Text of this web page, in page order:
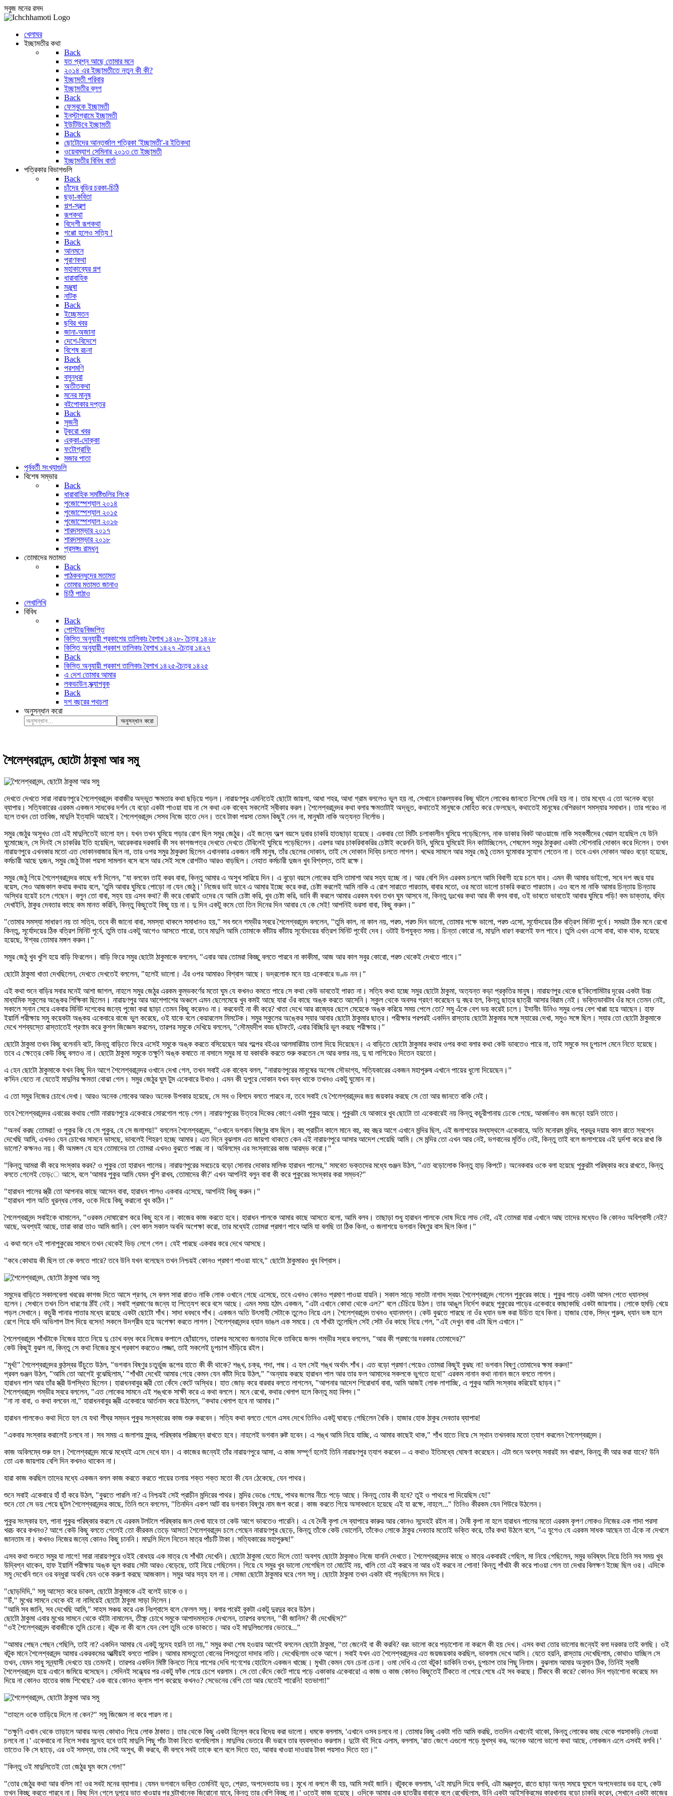
সবুজ মনের রসদ
খেলাঘর
ইচ্ছামতীর কথা
Back
যত প্রশ্ন আছে তোমার মনে
২০১৪ এর ইচ্ছামতীতে নতুন কী কী?
ইচ্ছামতী পরিবার
ইচ্ছামতীর ব্লগ
Back
ফেসবুকে ইচ্ছামতী
ইন্‌স্টাগ্রামে ইচ্ছামতী
ইউটিউবে ইচ্ছামতী
Back
ছোটোদের আন্তর্জাল পত্রিকা 'ইচ্ছামতী'-র ইতিকথা
ওয়েবম্যাগ সেমিনার ২০১৩ তে ইচ্ছামতী
ইচ্ছামতীর বিবিধ বার্তা
পত্রিকার বিভাগগুলি
Back
চাঁদের বুড়ির চরকা-চিঠি
ছড়া-কবিতা
গল্প-স্বল্প
রূপকথা
বিদেশী রূপকথা
গপ্পো হলেও সত্যি !
Back
আনমনে
পুরাণকথা
মহাকাব্যের গল্প
ধারাবাহিক
মঞ্জুষা
নাটক
Back
ইচ্ছেমতন
ছবির খবর
জানা-অজানা
দেশে-বিদেশে
বিশেষ রচনা
Back
পরশমণি
বসুন্ধরা
অতীতকথা
মনের মানুষ
বইপোকার দপ্তর
Back
সৃজনী
টুকরো খবর
এক্কা-দোক্কা
ফটোগ্রাফি
মজার পাতা
পূর্ববর্তী সংখ্যাগুলি
বিশেষ সম্ভার
Back
ধারাবাহিক সমষ্টিগুলির লিংক
পুজোস্পেশ্যাল ২০১৪
পুজোস্পেশ্যাল ২০১৫
পুজোস্পেশ্যাল ২০১৬
শারদসম্ভার ২০১৭
শারদসম্ভার ২০১৮
প্রসঙ্গঃ রামধনু
তোমাদের মতামত
Back
পাঠকবন্ধুদের মতামত
তোমার মতামত জানাও
চিঠি পাঠাও
লেখালিখি
বিবিধ
Back
পোস্টার/বিজ্ঞপ্তি
কিস্তি অনুযায়ী প্রকাশের তালিকাঃ বৈশাখ ১৪২৮- চৈত্র ১৪২৮
কিস্তি অনুযায়ী প্রকাশ তালিকাঃ বৈশাখ ১৪২৭ -চৈত্র ১৪২৭
Back
কিস্তি অনুযায়ী প্রকাশ তালিকাঃ বৈশাখ ১৪২৫-চৈত্র ১৪২৫
এ দেশ তোমার আমার
লকডাউন স্ক্র্যাপবুক
Back
দশ বছরের পথচলা
অনুসন্ধান করো
অনুসন্ধান করো
শৈলেশ্বরানন্দ, ছোটো ঠাকুমা আর সমু
দেখতে দেখতে সারা নারায়ণপুরে শৈলেশ্বরানন্দ বাবাজীর অদ্ভুত ক্ষমতার কথা ছড়িয়ে পড়ল। নারায়ণপুর এমনিতেই ছোটো জায়গা, আধা শহর, আধা গ্রাম বললেও ভুল হয় না, সেখানে চাঞ্চল্যকর কিছু ঘটলে লোকের জানতে নিশেষ দেরি হয় না। তার মধ্যে এ তো অনেক বড়ো
ব্যাপার। সত্যিকারের এরকম একজন সাধকের দর্শন যে বড়ো একটা পাওয়া যায় না সে কথা এক বাক্যে সকলেই স্বীকার করল। শৈলেশ্বরানন্দর কথা বলার ক্ষমতাটাই অদ্ভুত, কথাতেই মানুষকে মোহিত করে ফেলছেন, কথাতেই মানুষের বেশিরভাগ সমস্যার সমাধান। তার পরেও না
হলে তখন তো তাবিজ, মাদুলি ইত্যাদি আছেই। শৈলেশ্বরানন্দ সেসব নিজে হাতে দেন। তবে টাকা পয়সা তেমন কিছুই নেন না, মানুষটা নাকি অত্যন্ত নির্লোভ।
সমুর জেঠুর অসুখও তো এই মাদুলিতেই ভালো হল। যখন তখন ঘুমিয়ে পড়ার রোগ ছিল সমুর জেঠুর। এই জন্যে অল্প বয়সে দুবার চাকরি হাতছাড়া হয়েছে। একবার তো মিটিং চলাকালীন ঘুমিয়ে পড়েছিলেন, নাক ডাকার বিকট আওয়াজে নাকি সহকর্মীদের খেয়াল হয়েছিল যে উনি
ঘুমোচ্ছেন, সে দিনই সে চাকরির ইতি হয়েছিল, আরেকবার দরকারি কী সব কাগজপত্র দেখতে দেখতে টেবিলেই ঘুমিয়ে পড়েছিলেন। এরপর আর চাকরিবাকরির চেষ্টাই করেননি উনি, ঘুমিয়ে ঘুমিয়েই দিন কাটাচ্ছিলেন, শেষমেশ সমুর ঠাকুরদা একটা স্টেশনারি দোকান করে দিলেন। তখন
নারায়ণপুরে এখনকার মতো এত দোকানবাজার ছিল না, তার ওপর সমুর ঠাকুরদা ছিলেন এখানকার একজন নামী মানুষ, তাঁর ছেলের দোকান, তাই সে দোকান দিব্যি চলতে লাগল। খদ্দের সামলে আর সমুর জেঠু তেমন ঘুমোবার সুযোগ পেতেন না। তবে এখন দোকান আরও বড়ো হয়েছে,
কর্মচারী আছে দুজন, সমুর জেঠু টাকা পয়সা সামলান বসে বসে আর সেই সঙ্গে রোগটাও আরও বাড়ছিল। নেহাত কর্মচারী দুজন খুব বিশ্বস্ত, তাই রক্ষে।
সমুর জেঠু গিয়ে শৈলেশ্বরানন্দর কাছে ধর্ণা দিলেন, "যা বলবেন তাই করব বাবা, কিন্তু আমার এ অসুখ সারিয়ে দিন। এ বুড়ো বয়সে লোকের হাসি তামাশা আর সহ্য হচ্ছে না। আর বেশি দিন এরকম চললে আমি বিবাগী হয়ে চলে যাব। এমন কী আমার ভাইপো, সবে দশ বছর যার
বয়েস, সেও আজকাল কথায় কথায় বলে, 'তুমি আবার ঘুমিয়ে পোড়ো না যেন জেঠু।' নিজের ভাই ভাবে এ আমার ইচ্ছে করে করা, চেষ্টা করলেই আমি নাকি এ রোগ সারাতে পারতাম, বাবার মতো, ওর মতো ভালো চাকরি করতে পারতাম। এও বলে মা নাকি আমার চিন্তায় চিন্তায়
অস্থির হয়েই চলে গেছেন। বলুন তো বাবা, সহ্য হয় এসব কথা? কী করে বোঝাই ওদের যে আমি চেষ্টা করি, খুব চেষ্টা করি, ভাবি কী করলে আমার এরকম যখন তখন ঘুম আসবে না, কিন্তু দুঃখের কথা আর কী বলব বাবা, ওই ভাবতে ভাবতেই আবার ঘুমিয়ে পড়ি! কম ডাক্তার, বদ্যি
দেখাইনি, ঠাকুর দেবতার কাছে কম মানত করিনি, কিন্তু কিছুতেই কিছু হয় না। দু দিন একটু কমে তো তিন দিনের দিন আবার যে কে সেই! আপনিই ভরসা বাবা, কিছু করুন।"
"তোমার সমস্যা সাধারণ নয় তা সত্যি, তবে কী জানো বাবা, সমস্যা থাকলে সমাধানও হয়," সব শুনে গম্ভীর স্বরে শৈলেশ্বরানন্দ বললেন, "তুমি কাল, না কাল নয়, পরশু, পরশু দিন ভালো, তোমার পক্ষে ভালো, পরশু এসো, সূর্যোদয়ের ঠিক বত্রিশ মিনিট পূর্বে। সময়টা ঠিক মনে রেখো
কিন্তু, সূর্যোদয়ের ঠিক বত্রিশ মিনিট পূর্বে, তুমি তার একটু আগেও আসতে পারো, তবে মাদুলি আমি তোমাকে কাঁটায় কাঁটায় সূর্যোদয়ের বত্রিশ মিনিট পূর্বেই দেব। ওটাই উপযুক্ত সময়। চিন্তা কোরো না, মাদুলি ধারণ করলেই ফল পাবে। তুমি এখন এসো বাবা, থাক থাক, হয়েছে
হয়েছে, ঈশ্বর তোমার মঙ্গল করুন।"
সমুর জেঠু খুব খুশি হয়ে বাড়ি ফিরলেন। বাড়ি ফিরে সমুর ছোটো ঠাকুমাকে বললেন, "এবার আর তোমরা কিচ্ছু বলতে পারবে না কাকীমা, আজ আর কাল সবুর কোরো, পরশু থেকেই দেখতে পাবে।"
ছোটো ঠাকুমা খাতা দেখছিলেন, দেখতে দেখতেই বললেন, "হলেই ভালো। এঁর ওপর আমারও বিশ্বাস আছে। ভদ্রলোক মনে হয় একেবারে ভণ্ড নন।"
এই কথা শুনে বাড়ির সবার মনেই আশা জাগল, নাহলে সমুর জেঠুর এরকম কুম্ভকর্ণের মতো ঘুম যে কখনও কমতে পারে সে কথা কেউ ভাবতেই পারত না। সত্যি কথা হচ্ছে সমুর ছোটো ঠাকুমা, অত্যন্ত কড়া প্রকৃতির মানুষ। নারায়ণপুর থেকে ছ'কিলোমিটার দূরের একটা উচ্চ
মাধ্যমিক স্কুলের অঙ্কের শিক্ষিকা ছিলেন। নারায়ণপুর আর আশেপাশের অঞ্চলে এমন ছেলেমেয়ে খুব কমই আছে যারা ওঁর কাছে অঙ্ক করতে আসেনি। স্কুল থেকে অবসর গ্রহণ করেছেন দু বছর হল, কিন্তু ছাত্র ছাত্রী আসার বিরাম নেই। ভক্তিভাবটাব ওঁর মনে তেমন নেই,
সকালে স্নান সেরে একবার মিনিট দশেকের জন্যে পুজো করা ছাড়া তেমন কিছু করেনও না। করবেনই না কী করে? খাতা দেখে আর রাজ্যের ছেলে মেয়েকে অঙ্ক করিয়ে সময় পেলে তো? সমু এঁকে বেশ ভয় করেই চলে। ইদানীং উনিও সমুর ওপর বেশ খাপ্পা হয়ে আছেন। হাফ
ইয়ার্লি পরীক্ষায় সমু কয়েকটা অঙ্কয় একেবারে বাজে ভুল করেছে, ওই যাকে বলে কেয়ারলেস মিসটেক। সমুর স্কুলের অঙ্কের স্যার আবার ছোটো ঠাকুমার ছাত্র। পরীক্ষার পরপরই একদিন রাস্তায় ছোটো ঠাকুমার সঙ্গে স্যারের দেখা, সমুও সঙ্গে ছিল। স্যার তো ছোটো ঠাকুমাকে
দেখে শশব্যস্তে রাস্তাতেই প্রণাম করে কুশল জিজ্ঞেস করলেন, তারপর সমুকে দেখিয়ে বললেন, "সৌম্যদীপ বড্ড ছটফটে, এবার বিচ্ছিরি ভুল করছে পরীক্ষায়।"
ছোটো ঠাকুমা তখন কিছু বলেননি বটে, কিন্তু বাড়িতে ফিরে এসেই সমুকে অঙ্ক করতে বসিয়েছেন আর গল্পের বইএর আলমারিটায় তালা দিয়ে দিয়েছেন। এ বাড়িতে ছোটো ঠাকুমার কথার ওপর কথা বলার কথা কেউ ভাবতেও পারে না, তাই সমুকে সব চুপচাপ মেনে নিতে হয়েছে।
তবে এ ক্ষেত্রে কেউ কিছু বলতও না। ছোটো ঠাকুমা সমুকে তক্ষুণি অঙ্ক কষাতে না বসালে সমুর মা যা বকাবকি করতে শুরু করতেন সে আর বলার নয়, দু ঘা লাগিয়েও দিতেন হয়তো।
এ হেন ছোটো ঠাকুমাকে যখন কিছু দিন আগে শৈলেশ্বরানন্দর ওখানে দেখা গেল, তখন সবাই এক বাক্যে বলল, "নারায়ণপুরের মানুষের অশেষ সৌভাগ্য, সত্যিকারের একজন মহাপুরুষ এখানে পায়ের ধুলো দিয়েছেন।"
ক'দিন যেতে না যেতেই মাদুলির ক্ষমতা বোঝা গেল। সমুর জেঠুর ঘুম টুম একেবারে উধাও। এমন কী দুপুরে দোকান যখন বন্ধ থাকে তখনও একটু ঘুমোন না।
এ তো সমুর নিজের চোখে দেখা। আরও অনেক লোকের আরও অনেক উপকার হয়েছে, সে সব ও বিশদে বলতে পারবে না, তবে সবাই যে শৈলেশ্বরানন্দর জয় জয়কার করছে সে তো আর জানতে বাকি নেই।
তবে শৈলেশ্বরানন্দর এবারের কথায় গোটা নারায়ণপুরে একেবারে সোরগোল পড়ে গেল। নারায়ণপুরের উত্তর দিকের কোণে একটা পুকুর আছে। পুকুরটা যে আকারে খুব ছোটো তা একেবারেই নয় কিন্তু কচুরীপানায় ঢেকে গেছে, আবর্জনাও কম জড়ো হয়নি তাতে।
"অনর্থ করছ তোমরা! ও পুকুর কি যে সে পুকুর, যে সে জলাশয়!" বললেন শৈলেশ্বরানন্দ, "ওখানে ভগবান বিষ্ণুর বাস ছিল। বহু প্রাচীন কালে মানে বহু, বহু বছর আগে এখানে মন্দির ছিল, এই জলাশয়ের মধ্যস্থলে একেবারে, অতি মনোরম মন্দির, প্রভুর দয়ায় কাল রাতে স্বপ্নে
দেখেছি আমি, এখনও যেন চোখের সামনে ভাসছে, ভাবলেই শিহরণ হচ্ছে আমার। এত দিনে বুঝলাম এত জায়গা থাকতে কেন এই নারায়ণপুরে আসার আদেশ পেয়েছি আমি। সে মন্দির তো এখন আর নেই, ভগবানের মূর্তিও নেই, কিন্তু তাই বলে জলাশয়ের এই দুর্দশা করে রাখা কি
ভালো? কক্ষনও নয়। কী অমঙ্গল যে হবে তোমাদের তা তোমরা এখনও বুঝতে পারছ না। অবিলম্বে এর সংস্কারের কাজ আরম্ভ করো।"
"কিন্তু আমরা কী করে সংস্কার করব? ও পুকুর তো হারাধন পালের। নারায়ণপুরের সবচেয়ে বড়ো সোনার দোকার মালিক হারাধন পালের," সমবেত ভক্তদের মধ্যে গুঞ্জন উঠল, "এত বড়োলোক কিন্তু হাড় কিপটে। অনেকবার ওকে বলা হয়েছে পুকুরটা পরিষ্কার করে রাখতে, কিন্তু
বলতে গেলেই তেড়ে আসে, বলে 'আমার পুকুর আমি যেমন খুশি রাখব, তোমাদের কী?' এখন আপনিই বলুন বাবা কী করে পুকুরের সংস্কার করা সম্ভব?"
"হারাধন পালের স্ত্রী তো আপনার কাছে আসেন বাবা, হারাধন পালও একবার এসেছে, আপনিই কিছু করুন।"
"হারাধন পাল অতি ধুরন্ধর লোক, ওকে দিয়ে কিছু করানো খুব কঠিন।"
শৈলেশ্বরানন্দ সবাইকে থামালেন, "ওরকম দোষারোপ করে কিছু হবে না। কাজের কাজ করতে হবে। হারাধন পালকে আমার কাছে আসতে বলো, আমি বলব। তাছাড়া শুধু হারাধন পালকে দোষ দিয়ে লাভ নেই, এই তোমরা যারা এখানে আছ তাদের মধ্যেও কি কোনও অবিশ্বাসী নেই?
আছে, অবশ্যই আছে, তারা কারা তাও আমি জানি। বেশ কাল সকাল অবধি অপেক্ষা করো, তার মধ্যেই তোমরা প্রমাণ পাবে আমি যা বলছি তা ঠিক কিনা, ও জলাশয়ে ভগবান বিষ্ণুর বাস ছিল কিনা।"
এ কথা শুনে ওই পানাপুকুরের সামনে তখন থেকেই ভিড় লেগে গেল। যেই পারছে একবার করে দেখে আসছে।
"কবে কোথায় কী ছিল তা কে বলতে পারে? তবে উনি যখন বলেছেন তখন নিশ্চয়ই কোনও প্রমাণ পাওয়া যাবে," ছোটো ঠাকুমারও খুব বিশ্বাস।
সমুদের বাড়িতে সকালবেলা খবরের কাগজ দিতে আসে প্রণব, সে বলল সারা রাতও নাকি লোক ওখানে গেছে এসেছে, তবে এখনও কোনও প্রমাণ পাওয়া যায়নি। সকাল সাড়ে সাতটা নাগাদ স্বয়ং শৈলেশ্বরানন্দ গেলেন পুকুরের কাছে। পুকুর পাড়ে একটা আসন পেতে ধ্যানস্থ
হলেন। সেখানে তখন তিল ধারণের ঠাঁই নেই। সবাই প্রমাণের জন্যে হা পিত্যেশ করে বসে আছে। এমন সময় হঠাৎ একজন, "এটা এখানে কোথা থেকে এল?" বলে চেঁচিয়ে উঠল। তার আঙুল নির্দেশ করছে পুকুরের পাড়ের একেবারে কাছাকাছি একটা জায়গায়। লোকে হুমড়ি খেয়ে
পড়ল সেখানে। কচুরী পানার পাতার মধ্যে রয়েছে একটা ছোটো শাঁখ। সাদা ধবধবে শাঁখ। একজন অতি উৎসাহী সেটাকে তুলেও নিয়ে এল। শৈলেশ্বরানন্দ তখনও ধ্যানমগ্ন। কেউ বুঝতে পারছে না ওঁর ধ্যান ভঙ্গ করা উচিত হবে কিনা। হাজার হোক, সিদ্ধ পুরুষ, ধ্যান ভঙ্গ হলে
রেগে গিয়ে যদি অভিশাপ টাপ দিয়ে বসেন! সকলে উদগ্রীব হয়ে অপেক্ষা করতে লাগল। শৈলেশ্বরানন্দর ধ্যান ভাঙল এক সময়ে। যে শাঁখটা তুলেছিল সেই সেটা ওঁর কাছে নিয়ে গেল, "এই দেখুন বাবা এটা ছিল এখানে।"
শৈলেশ্বরানন্দ শাঁখটাকে নিজের হাতে নিয়ে দু চোখ বন্ধ করে নিজের কপালে ছোঁয়ালেন, তারপর সমেবেত জনতার দিকে তাকিয়ে জলদ গম্ভীর স্বরে বললেন, "আর কী প্রমাণের দরকার তোমাদের?"
কেউ কিছুই বুঝল না, কিন্তু সে কথা নিজের মুখে প্রকাশ করতেও লজ্জা, তাই সকলেই চুপচাপ দাঁড়িয়ে রইল।
"মূর্খ!" শৈলেশ্বরানন্দর কন্ঠস্বর উঁচুতে উঠল, "ভগবান বিষ্ণুর চতুর্ভুজ রূপের হাতে কী কী থাকে? শঙ্খ, চক্র, গদা, পদ্ম। এ হল সেই শঙ্খ অর্থাৎ শাঁখ। এত বড়ো প্রমাণ পেয়েও তোমরা কিছুই বুঝছ না! ভগবান বিষ্ণু তোমাদের ক্ষমা করুন!"
প্রবল গুঞ্জন উঠল, "আমি তো আগেই বুঝেছিলাম,' "শাঁখটা দেখেই আমার গেয়ে কেমন যেন কাঁটা দিয়ে উঠল," "অন্যায় করছে হারাধন পাল আর তার ফল আমাদের সকলকে ভুগতে হবে!" এরকম নানান কথা নানান জনে বলতে লাগল।
হারাধন পাল আর তাঁর স্ত্রী উপস্থিত ছিলেন। হারাধনবাবুর স্ত্রী তো কেঁদে কেটে অস্থির। হাত জোড় করে বারবার বলতে লাগলেন, "আপনার আদেশ শিরোধার্য বাবা, আমি আজই লোক লাগাচ্ছি, এ পুকুর আমি সংস্কার করিয়েই ছাড়ব।"
শৈলেশ্বরানন্দ গম্ভীর স্বরে বললেন, "এত লোকের সামনে এই শঙ্খকে সাক্ষী করে এ কথা বললে। মনে রেখো, কথার খেলাপ হলে কিন্তু মহা বিপদ।"
"না না বাবা, ও কথা বলবেন না," হারাধনবাবুর স্ত্রী একেবারে আর্তনাদ করে উঠলেন, "কথার খেলাপ হবে না আমার।"
হারাধন পালকেও কথা দিতে হল যে যথা শীঘ্র সম্ভব পুকুর সংস্কারের কাজ শুরু করবেন। সত্যি কথা বলতে গেলে এসব দেখে তিনিও একটু ঘাবড়ে গেছিলেন বৈকি। হাজার হোক ঠাকুর দেবতার ব্যাপার!
"একবার সংস্কার করালেই চলবে না। সব সময় এ জলাশয় সুন্দর, পরিষ্কার পরিচ্ছন্ন রাখতে হবে। নাহলেই ভগবান রুষ্ট হবেন। এ শঙ্খ আমি নিয়ে যাচ্ছি, এ আমার কাছেই থাক," শাঁখ হাতে নিয়ে সে স্থান তখনকার মতো ত্যাগ করলেন শৈলেশ্বরানন্দ।
কাজ অবিলম্বে শুরু হল। শৈলেশ্বরানন্দ মাঝে মধ্যেই এসে দেখে যান। এ কাজের জন্যেই তাঁর নারায়ণপুরে আসা, এ কাজ সম্পূর্ণ হলেই তিনি নারায়ণপুর ত্যাগ করবেন – এ কথাও ইতিমধ্যে ঘোষণা করেছেন। এটা শুনে অবশ্য সবারই মন খারাপ, কিন্তু কী আর করা যাবে? উনি
তো এক জায়গায় বেশি দিন কখনও থাকেন না।
যারা কাজ করছিল তাদের মধ্যে একজন বলল কাজ করতে করতে পায়ের তলায় শক্ত শক্ত মতো কী যেন ঠেকেছে, যেন পাথর।
শুনে সবাই একেবারে হাঁ হাঁ করে উঠল, "বুঝতে পারলি না? এ নিশ্চয়ই সেই প্রাচীন মন্দিরের পাথর। মন্দির ভেঙে গেছে, পাথর জলের নীচে পড়ে আছে। কিন্তু তোর কী হবে? তুই ও পাথরে পা দিয়েছিস যে!"
শুনে তো সে ভয় পেয়ে ছুটল শৈলেশ্বরানন্দর কাছে, তিনি শুনে বললেন, "তিনদিন একশ আট বার ভগবান বিষ্ণুর নাম জপ করো। কাজ করতে গিয়ে অসাবধানে হয়েছে এই যা রক্ষে, নাহলে..." তিনিও কীরকম যেন শিউরে উঠলেন।
পুকুর সংস্কার হল, পানা পুকুর পরিষ্কার করলে যে এরকম টলটলে পরিষ্কার জল দেখা যাবে তা কেউ আগে ভাবতেও পারেনি। এ যে দৈবী কৃপা সে ব্যাপারে কারুর আর কোনও সন্দেহই রইল না। দৈবী কৃপা না হলে হারাধন পালের মতো এরকম কৃপণ লোকও নিজের এক গাদা পরসা
খরচ করে কখনও? আগে কেউ কিছু বলতে গেলেই তো কীরকম তেড়ে আসত! শৈলেশ্বরানন্দ চলে গেছেন নারায়ণপুর ছেড়ে, কিন্তু তাঁকে কেউ ভোলেনি, তাঁকেও লোকে ঠাকুর দেবতার মতোই ভক্তি করে, তাঁর কথা উঠলে বলে, "এ যুগেও যে এরকম সাধক আছেন তা এঁকে না দেখলে
জানতাম না। কখনও নিজের জন্যে কোনও কিছু চাননি। মাদুলি দিলে নিতেন মাত্র পাঁচটি টাকা। সত্যিকারের মহাপুরুষ!"
এসব কথা শুনতে সমুর যা লাগে! সারা নারায়ণপুরে ওইই বোধহয় এক মাত্র যে শাঁখটা দেখেনি। ছোটো ঠাকুমা যেতে দিলে তো! অবশ্য ছোটো ঠাকুমাও নিজে যাননি দেখতে। শৈলেশ্বরানন্দর কাছে ও মাত্র একবারই গেছিল, মা নিয়ে গেছিলেন, সমুর ভবিষ্যৎ নিয়ে তিনি সব সময় খুব
উদ্বিগ্ন থাকেন, হাফ ইয়ার্লি পরীক্ষায় অঙ্ক ভুল করায় সেটা আরও বেড়েছে, তাই নিয়ে গেছিলেন। গিয়ে যে সমুর খুব ভালো লেগেছিল তা মোটেই নয়, খালি তো এই করবে না আর ওই করবে না শোনা! কিন্তু শাঁখটা কী করে পাওয়া গেল তা দেখার বিলক্ষণ ইচ্ছে ছিল ওর। এদিকে
সমু দেখেনি শুনে ওর বন্ধুরা অবধি যেন ওকে করুণা করছে আজকাল। সমুর আর সহ্য হল না। সোজা ছোটো ঠাকুমার ঘরে গেল সমু। ছোটো ঠাকুমা তখন একটা বই পড়ছিলেন মন দিয়ে।
"ছোড়দিদি," সমু আস্তে করে ডাকল, ছোটো ঠাকুমাকে এই বলেই ডাকে ও।
"উঁ," মুখের সামনে থেকে বই না নামিয়েই ছোটো ঠাকুমা সাড়া দিলেন।
"আমি সব জানি, সব দেখেছি আমি," সাহস সঞ্চয় করে এক নিঃশ্বাসে বলে ফেলল সমু। বলার পরেই বুকটা একটু দুরদুর করে উঠল।
ছোটো ঠাকুমা এবার মুখের সামনে থেকে বইটা নামালেন, তীক্ষ্ণ চোখে সমুকে আপাদমস্তক দেখলেন, তারপর বললেন, "কী জানিস? কী দেখেছিস?"
"ওই শৈলেশ্বরানন্দ বাবাজীকে তুমি চেনো। বটুক না কী বলে যেন বেশ তুমি ওকে ডাকতে। আর ওই মাদুলিগুলোর ভেতরে..."
"আমার পেছন পেছন গেছিলি, তাই না? একদিন আমার যে একটু সন্দেহ হয়নি তা নয়," সমুর কথা শেষ হওয়ার আগেই বললেন ছোটো ঠাকুমা, "তা জেনেই বা কী করবি? বরং ভালো করে পড়াশোনা না করলে কী হয় দেখ। এসব কথা তোর ভালোর জন্যেই বলা দরকার তাই বলছি। ওই
বটুক মানে শৈলেশ্বরানন্দ আমার একরকমের আত্মীয়ই বলতে পারিস। আমার মাসতুতো বোনের পিসতুতো দাদার নাতি। দেখেছিলাম ওকে আগে। সবাই যখন এত শৈলেশ্বরানন্দর এত জয়জয়কার করছিল, ভাবলাম দেখে আসি। যেতে হয়নি, রাস্তায় দেখেছিলাম, কোথাও যাচ্ছিল সে
তখন, যেমন সাধু সন্ন্যাসী দেখতে হয় তেমনই। তারপর একদিন মিষ্টি কিনতে গিয়ে পাশের দেখি গণেশের হোটেলে একজন খাচ্ছে। মুখটা কেমন যেন চেনা চেনা। ওমা দেখি এ তো বটুক! ডাকিনি তখন, চুপচাপ তার পিছু নিলাম। বুঝলাম আমার অনুমান ঠিক, তিনিই স্বামী
শৈলেশ্বরানন্দ হয়ে এখানে জমিয়ে বসেছেন। সেদিনই সন্ধ্যের পর একটু ফাঁক পেয়ে চেপে ধরলাম। সে তো কেঁদে কেটে পায়ে পড়ে একাকার একেবারে! এ কাজ ও কাজ কোনও কিছুতেই টিঁকতে না পেরে শেষে এই সব করছে। টিঁকবে কী করে? কোনও দিন পড়াশোনা করেছে মন
দিয়ে না কোনও হাতের কাজ শিখেছে? এক বারে কোনও ক্লাস পাশ করেছে কখনও? সেভেনের বেশি তো আর যেতেই পারেনি! হতভাগা!"
"তাহলে ওকে তাড়িয়ে দিলে না কেন?" সমু জিজ্ঞেস না করে পারল না।
"তক্ষুণি এখান থেকে তাড়ালে আবার অন্য কোথাও গিয়ে লোক ঠাকাত। তার থেকে কিছু একটা হিল্লে করে বিদেয় করা ভালো। ধমকে বললাম, 'এখানে ওসব চলবে না। তোমার কিছু একটা গতি আমি করছি, ততদিন এখানেই থাকো, কিন্তু লোকের কাছ থেকে পয়সাকড়ি নেওয়া
চলবে না।' একেবারে না নিলে সবার সন্দেহ হবে তাই মাদুলি পিছু পাঁচ টাকা নিতে বলেছিলাম। মাদুলির ভেতরে কী ভরবে তার ব্যবস্থাও করলাম। দুটো বই দিয়ে এলাম, বললাম, 'রাত জেগে এগুলো পড়ে মুখস্থ কর, অনেক আলো ভালো কথা আছে, লোকজন এলে এসবই বলবি।'
তাতেও কি সে ছাড়ে, এর ওই সমস্যা, তার সেই অসুখ, কী করবে, কী বলবে সবই তাকে বলে বলে দিতে হত, আবার খাওয়া দাওয়ার টাকা পয়সাও দিতে হত।"
"কিন্তু ওই মাদুলিতেই তো জেঠুর ঘুম কমে গেল!"
"তোর জেঠুর কথা আর বলিস না! ওর সবই মনের ব্যাপার। যেমন ভগবানে ভক্তি তেমনিই ভূত, প্রেত, অপদেবতায় ভয়। মুখে না বললে কী হয়, আমি সবই জানি। বটুককে বললাম, 'এই মাদুলি দিয়ে বলবি, এটা মন্ত্রপূত, রাতে ছাড়া অন্য সময়ে ঘুমলে অপদেবতার ভর হবে, কেউ
তখন কিচ্ছু করতে পারবে না। কিছু দিন গেলে দুপুরে ভাত খাওয়ার পর ঘন্টাখানেক জিরোনো যাবে, কিন্তু তার বেশি কিচ্ছু না।' ওতেই কাজ হয়েছে। ওদিকে আমার এক ছাত্রীর বাবাকে বলে রেখেছিলাম, উনি একটা আইসক্রিমের কারখানায় বড়ো চাকরি করেন, সেখানে একটা কাজের